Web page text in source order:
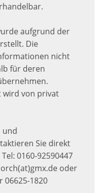
aufgrund der
Die
nicht
für deren
wird von privat
und
Sie direkt
0160-92590447
oder
06625-1820